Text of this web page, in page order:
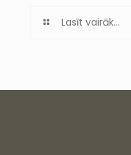
Lasīt vairāk...